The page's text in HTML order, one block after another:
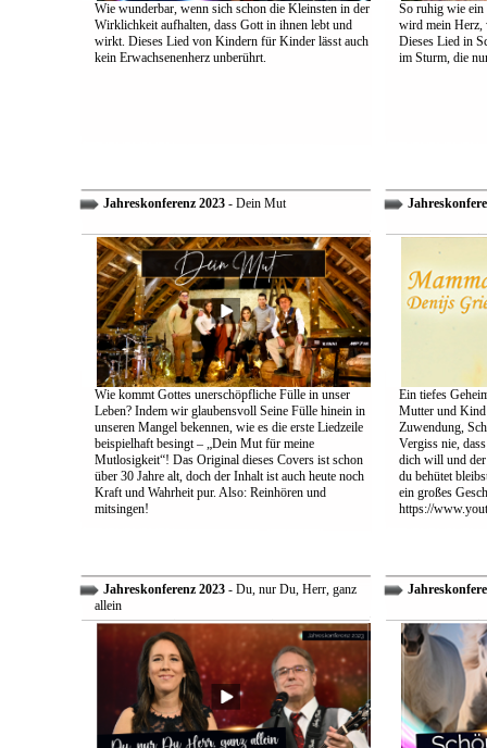
Wie wunderbar, wenn sich schon die Kleinsten in der
Wirklichkeit aufhalten, dass Gott in ihnen lebt und
wirkt. Dieses Lied von Kindern für Kinder lässt auch
kein Erwachsenenherz unberührt.
So ruhig wie ein
wird mein Herz,
Dieses Lied in
im Sturm, die
Jahreskonferenz 2023- Dein Mut
Wie kommt Gottes unerschöpfliche Fülle in unser
Leben? Indem wir glaubensvoll Seine Fülle hinein in
unseren Mangel bekennen, wie es die erste Liedzeile
beispielhaft besingt – „Dein Mut für meine
Mutlosigkeit“! Das Original dieses Covers ist schon
über 30 Jahre alt, doch der Inhalt ist auch heute noch
Kraft und Wahrheit pur. Also: Reinhören und
mitsingen!
Ein tiefes
Mutter und
Zuwendung,
Vergiss nie,
dich will und der
du behütet
ein großes
https://
Jahreskonferenz 2023- Du, nur Du, Herr, ganz
allein